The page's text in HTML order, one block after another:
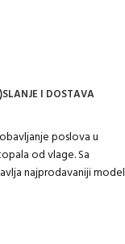
SLANJE I DOSTAVA
poslova u
od vlage. Sa
najprodavaniji model